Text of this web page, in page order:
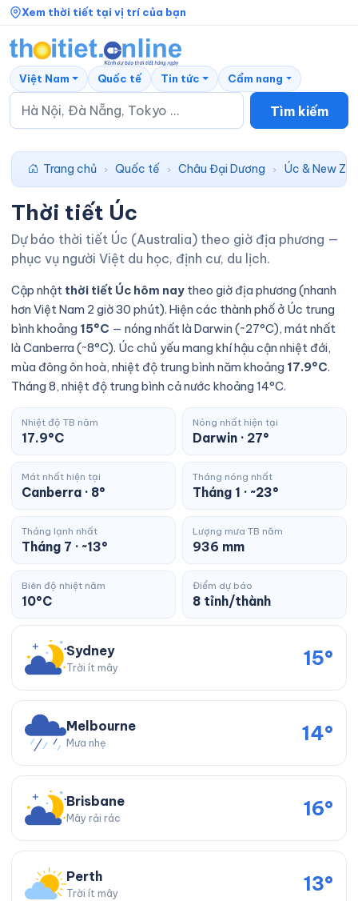
Xem thời tiết tại vị trí của bạn
Tìm kiếm
Việt Nam Quốc tế Tin tức Cẩm nang
Trang chủ › Quốc tế › Châu Đại Dương › Úc & New
Thời tiết Úc
Dự báo thời tiết Úc (Australia) theo giờ địa phương —
phục vụ người Việt du học, định cư, du lịch.
Cập nhật thời tiết Úc hôm nay theo giờ địa phương (nhanh
hơn Việt Nam 2 giờ 30 phút). Hiện các thành phố ở Úc trung
bình khoảng 15°C — nóng nhất là Darwin (~27°C), mát nhất
là Canberra (~8°C). Úc chủ yếu mang khí hậu cận nhiệt đới,
mùa đông ôn hoà, nhiệt độ trung bình năm khoảng 17.9°C.
Tháng 8, nhiệt độ trung bình cả nước khoảng 14°C.
Nhiệt độ TB năm
17.9°C
Nóng nhất hiện tại
Darwin · 27°
Mát nhất hiện tại
Canberra · 8°
Tháng nóng nhất
Tháng 1 · ~23°
Tháng lạnh nhất
Tháng 7 · ~13°
Lượng mưa TB năm
936 mm
Biên độ nhiệt năm
10°C
Điểm dự báo
8 tỉnh/thành
Sydney
Trời ít mây 15°
Melbourne
Mưa nhẹ 14°
Brisbane
Mây rải rác 16°
Perth
Trời ít mây 13°